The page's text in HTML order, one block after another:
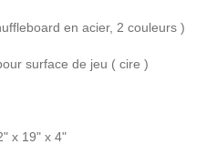
en acier, 2 couleurs )
surface de jeu ( cire )
x 19" x 4"